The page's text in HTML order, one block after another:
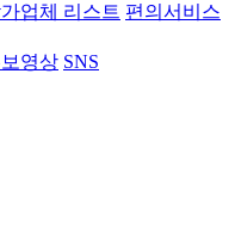
업체 리스트 편의서비스
영상 SNS